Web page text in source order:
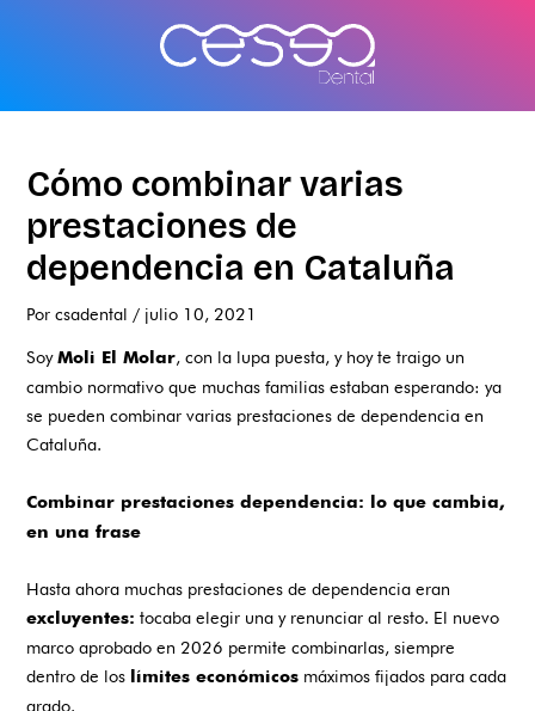
Cómo combinar varias
prestaciones de
dependencia en Cataluña
Porcsadental / julio 10, 2021
SoyMoli El Molar, con la lupa puesta, y hoy te traigo un
cambio normativo que muchas familias estaban esperando: ya
se pueden combinar varias prestaciones de dependencia en
Cataluña.
Combinar prestaciones dependencia: lo que cambia,
en una frase
Hasta ahora muchas prestaciones de dependencia eran
excluyentes: tocaba elegir una y renunciar al resto. El nuevo
marco aprobado en 2026 permite combinarlas, siempre
dentro de los
límites económicos máximos fijados para cada
grado.